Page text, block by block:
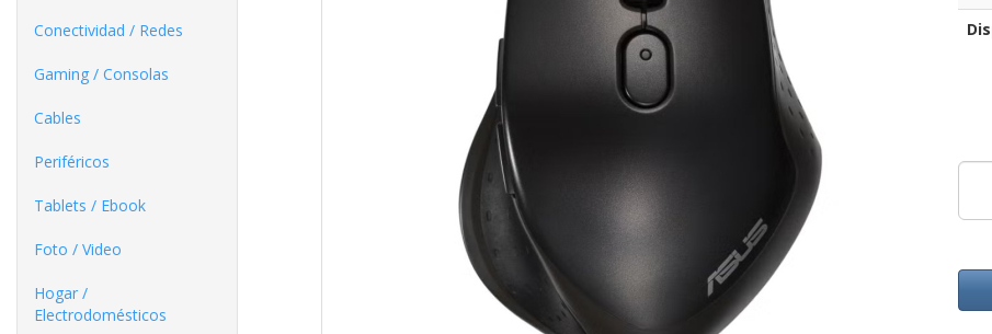
Conectividad / Redes
Gaming / Consolas
Cables
Periféricos
Tablets / Ebook
Foto / Video
Hogar /
Electrodomésticos